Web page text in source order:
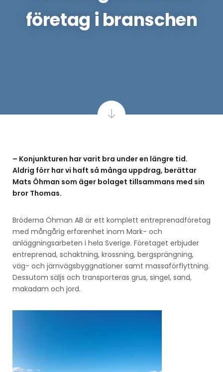
företag i branschen
– Konjunkturen har varit bra under en längre tid.
Aldrig förr har vi haft så många uppdrag, berättar
Mats Öhman som äger bolaget tillsammans med sin
bror Thomas.
Bröderna Öhman AB är ett komplett entreprenadföretag
med mångårig erfarenhet inom Mark- och
anläggningsarbeten i hela Sverige. Företaget erbjuder
entreprenad, schaktning, krossning, bergsprängning,
väg- och järnvägsbyggnationer samt massaförflyttning.
Dessutom säljs och transporteras grus, singel, sand,
makadam och jord.